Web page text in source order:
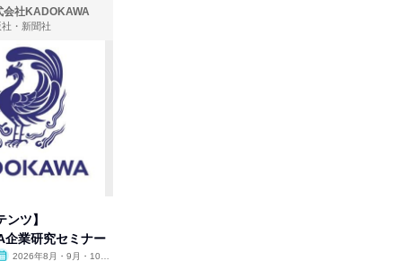
会社KADOKAWA
・新聞社
ンツ】
企業研究セミナー
2026年8月・9月・10